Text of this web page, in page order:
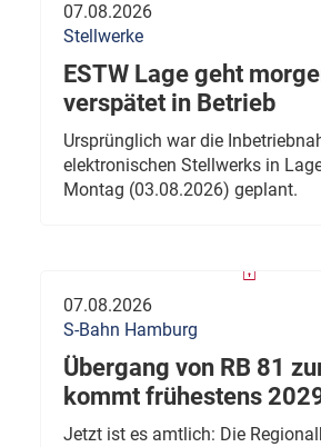
07.08.2026
Stellwerke
ESTW Lage geht
verspätet in Betrieb
Ursprünglich war die
elektronischen Stellwerks in
Montag (03.08.2026) geplant.
07.08.2026
S-Bahn Hamburg
Übergang von RB 81
kommt frühestens
Jetzt ist es amtlich: Die